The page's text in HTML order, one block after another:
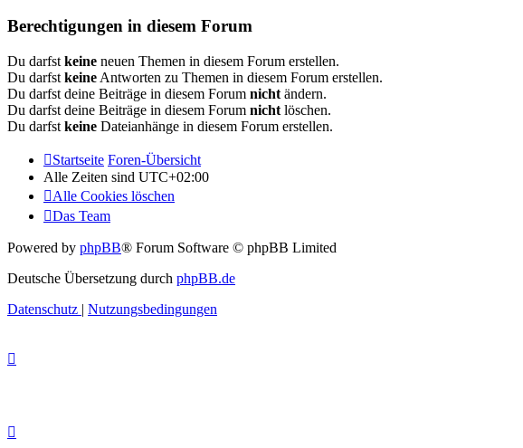
Berechtigungen in diesem Forum
Du darfst keine neuen Themen in diesem Forum erstellen.
Du darfst keine Antworten zu Themen in diesem Forum erstellen.
Du darfst deine Beiträge in diesem Forum nicht ändern.
Du darfst deine Beiträge in diesem Forum nicht löschen.
Du darfst keine Dateianhänge in diesem Forum erstellen.
Startseite Foren-Übersicht
Alle Zeiten sind UTC+02:00
Alle Cookies löschen
Das Team
Powered by phpBB® Forum Software © phpBB Limited
Deutsche Übersetzung durch phpBB.de
Datenschutz | Nutzungsbedingungen